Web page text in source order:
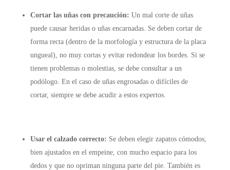
Cortar las uñas con precaución: Un mal corte de uñas
puede causar heridas o uñas encarnadas. Se deben cortar de
forma recta (dentro de la morfología y estructura de la placa
ungueal), no muy cortas y evitar redondear los bordes. Si se
tienen problemas o molestias, se debe consultar a un
podólogo. En el caso de uñas engrosadas o difíciles de
cortar, siempre se debe acudir a estos expertos.
Usar el calzado correcto: Se deben elegir zapatos cómodos,
bien ajustados en el empeine, con mucho espacio para los
dedos y que no opriman ninguna parte del pie. También es